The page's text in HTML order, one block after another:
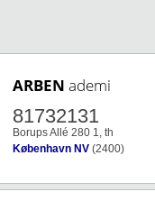
ARBEN ademi
81732131
Borups Allé 280 1, th
København NV (2400)